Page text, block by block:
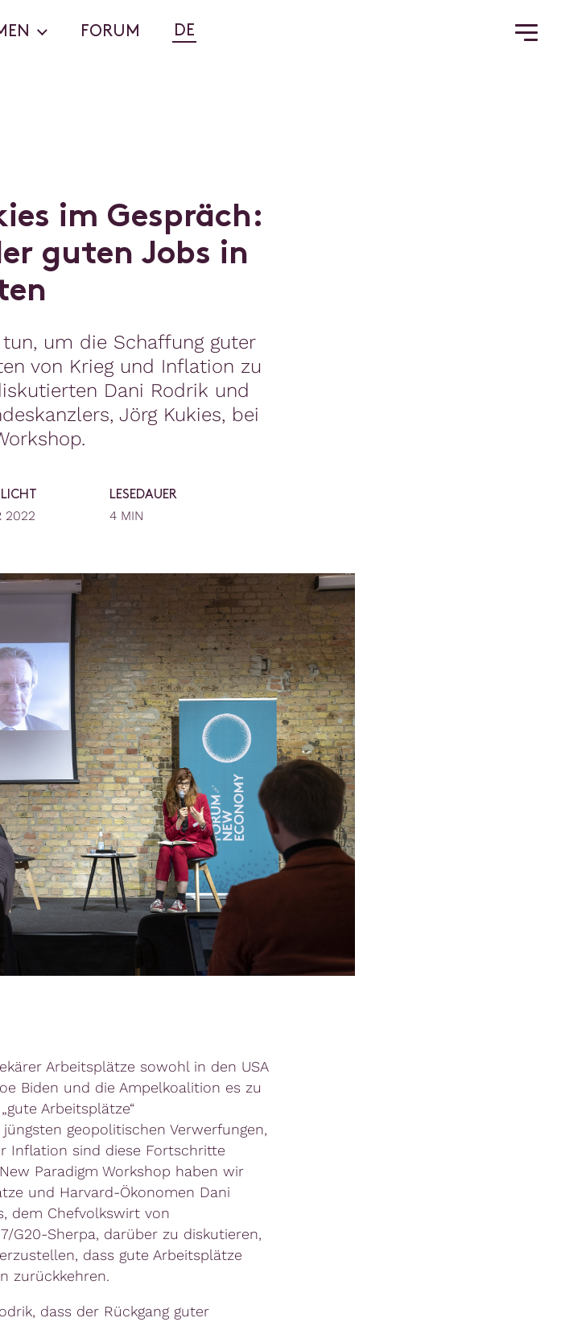
FORUM DE
ies im Gespräch:
er guten Jobs in
en
um die Schaffung guter
von Krieg und Inflation zu
Dani Rodrik und
Jörg Kukies, bei
2022
LESEDAUER
4 MIN
Arbeitsplätze sowohl in den USA
Biden und die Ampelkoalition es zu
Arbeitsplätze“
geopolitischen Verwerfungen,
Inflation sind diese Fortschritte
Paradigm Workshop haben wir
und Harvard-Ökonomen Dani
dem Chefvolkswirt von
G20-Sherpa, darüber zu diskutieren,
dass gute Arbeitsplätze
zurückkehren.
dass der Rückgang guter